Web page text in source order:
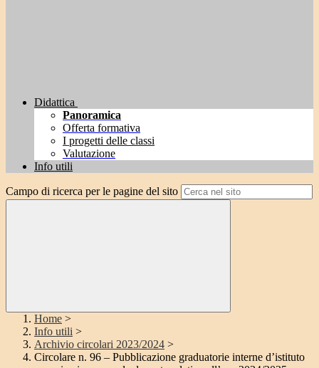
Didattica
Panoramica
Offerta formativa
I progetti delle classi
Valutazione
Info utili
Campo di ricerca per le pagine del sito
Home >
Info utili >
Archivio circolari 2023/2024 >
Circolare n. 96 – Pubblicazione graduatorie interne d’istituto